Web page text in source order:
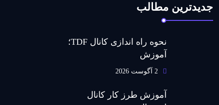
جدیدترین مطالب
نحوه راه اندازی کانال TDF؛
آموزش
آموزش طرز کار کانال